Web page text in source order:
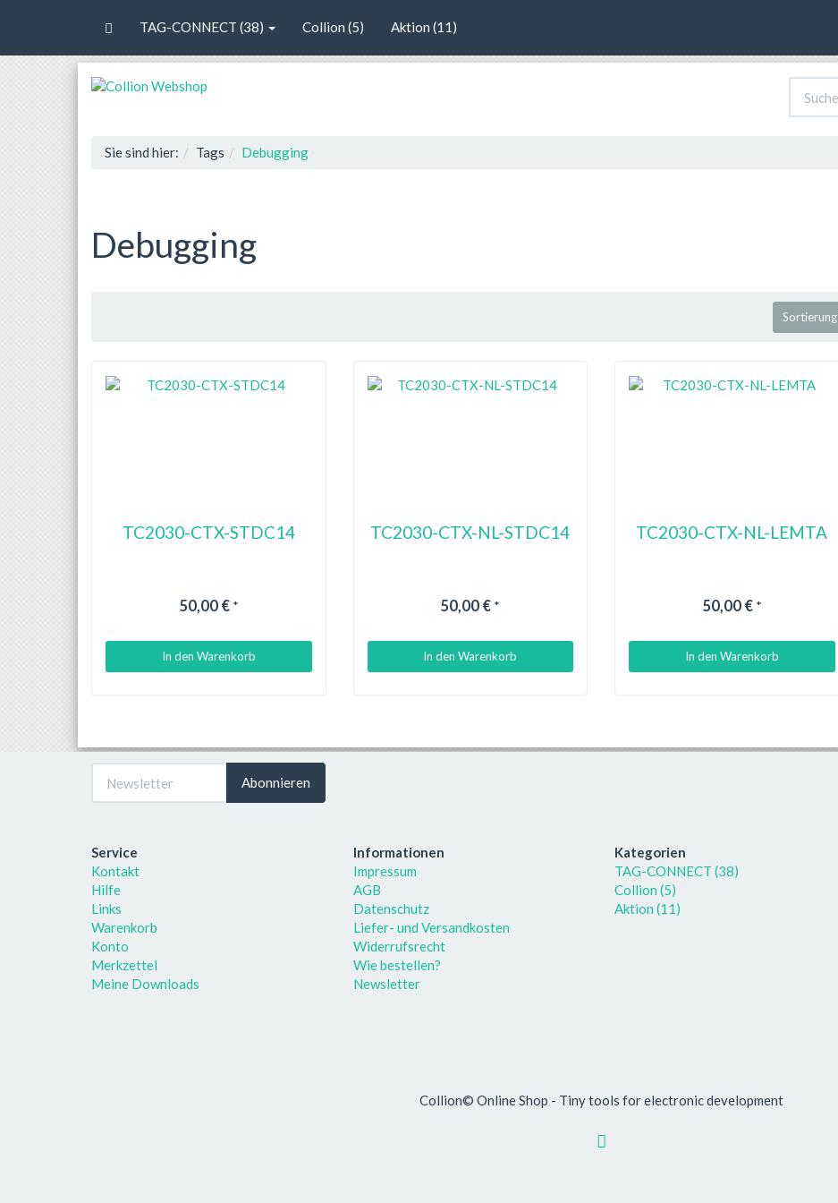
TAG-CONNECT (38) Collion (5) Aktion (11)
Sie sind hier: Tags Debugging
Debugging
Sortierung
TC2030-CTX-STDC14
50,00 €*
In den Warenkorb
TC2030-CTX-NL-STDC14
50,00 € *
In den Warenkorb
TC2030-CTX-NL-LEMTA
50,00 €*
In den Warenkorb
Abonnieren
Service
Kontakt
Hilfe
Links
Warenkorb
Konto
Merkzettel
Meine Downloads
Informationen
Impressum
AGB
Datenschutz
Liefer- und Versandkosten
Widerrufsrecht
Wie bestellen?
Newsletter
Kategorien
TAG-CONNECT (38)
Collion (5)
Aktion (11)
Collion© Online Shop - Tiny tools for electronic development